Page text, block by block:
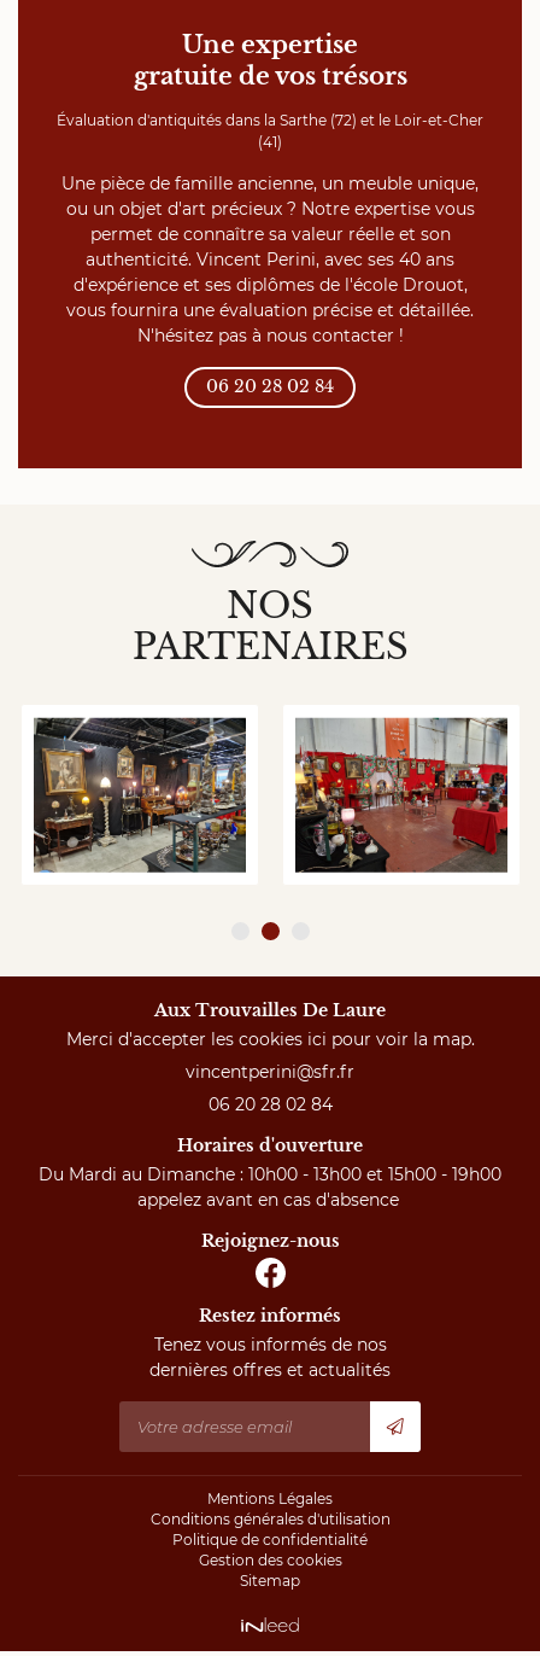
Une expertise
gratuite de vos trésors
Évaluation d'antiquités dans la Sarthe (72) et le Loir-et-Cher
(41)
Une pièce de famille ancienne, un meuble unique,
ou un objet d'art précieux ? Notre expertise vous
permet de connaître sa valeur réelle et son
authenticité. Vincent Perini, avec ses 40 ans
d'expérience et ses diplômes de l'école Drouot,
vous fournira une évaluation précise et détaillée.
N'hésitez pas à nous contacter !
06 20 28 02 84
NOS
PARTENAIRES
Aux Trouvailles De Laure
Merci d'accepter les cookies ici pour voir la map.
06 20 28 02 84
Horaires d'ouverture
Du Mardi au Dimanche : 10h00 - 13h00 et 15h00 - 19h00
appelez avant en cas d'absence
Rejoignez-nous
Restez informés
Tenez vous informés de nos
dernières offres et actualités
Mentions Légales
Conditions générales d'utilisation
Politique de confidentialité
Gestion des cookies
Sitemap